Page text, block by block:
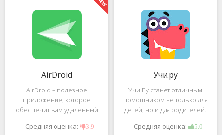
изображением. Столь
с помощью приложения
"Пульт для
AirDroid
AirDroid – полезное
приложение, которое
обеспечит вам удаленный
доступ к вашему смартфону
или планшету при помощи
Средняя оценка: 3.9
Учи.ру
Учи.Ру станет отличным
помощником не только для
детей, но и для родителей.
Это приложение заточено
под изучение различного
Средняя оценка: 5.0